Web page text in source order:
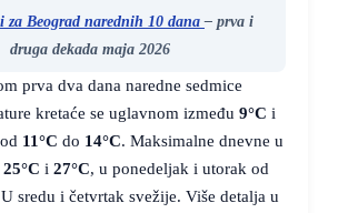
za Beograd narednih 10 dana– prva i
druga dekada maja 2026
prva dva dana naredne sedmice
kretaće se uglavnom između 9°C i
11°C do 14°C. Maksimalne dnevne u
25°C i 27°C, u ponedeljak i utorak od
sredu i četvrtak svežije. Više detalja u